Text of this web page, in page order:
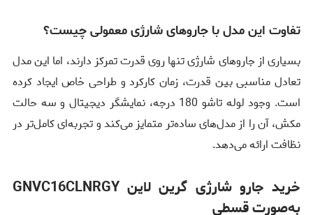
تفاوت این مدل با جاروهای شارژی معمولی چیست؟
بسیاری از جاروهای شارژی تنها روی قدرت تمرکز دارند، اما این مدل
تعادل مناسبی بین قدرت، زمان کارکرد و طراحی خاص ایجاد کرده
است. وجود لوله تاشو 180 درجه، نمایشگر دیجیتال و سه حالت
مکش، آن را از مدل‌های ساده‌تر متمایز می‌کند و تجربه‌ای کامل‌تر در
نظافت ارائه می‌دهد.
خرید جارو شارژی گرین لاین GNVC16CLNRGY
به‌صورت قسطی